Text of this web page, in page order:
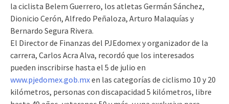
la ciclista Belem Guerrero, los atletas Germán Sánchez,
Dionicio Cerón, Alfredo Peñaloza, Arturo Malaquías y
Bernardo Segura Rivera.
El Director de Finanzas del PJEdomex y organizador de la
carrera, Carlos Acra Alva, recordó que los interesados
pueden inscribirse hasta el 5 de julio en
www.pjedomex.gob.mxen las categorías de ciclismo 10 y 20
kilómetros, personas con discapacidad 5 kilómetros, libre